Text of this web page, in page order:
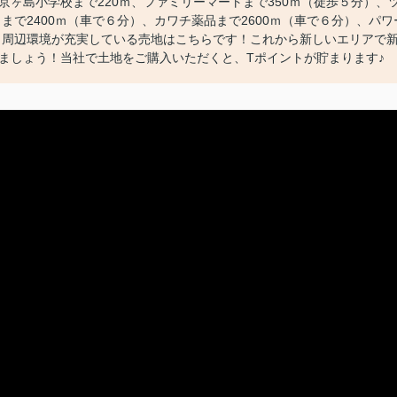
で2400ｍ（車で６分）、カワチ薬品まで2600ｍ（車で６分）、パワ
辺環境が充実している売地はこちらです！これから新しいエリアで
しょう！当社で土地をご購入いただくと、Tポイントが貯まります♪